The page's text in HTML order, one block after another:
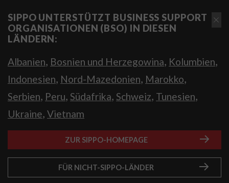
SIPPO UNTERSTÜTZT BUSINESS SUPPORT
ORGANISATIONEN (BSO) IN DIESEN
LÄNDERN:
Albanien, Bosnien und Herzegowina, Kolumbien,
Indonesien, Nord-Mazedonien, Marokko,
Serbien, Peru, Südafrika, Schweiz, Tunesien,
Ukraine, Vietnam
ZUR SIPPO-HOMEPAGE
FÜR NICHT-SIPPO-LÄNDER